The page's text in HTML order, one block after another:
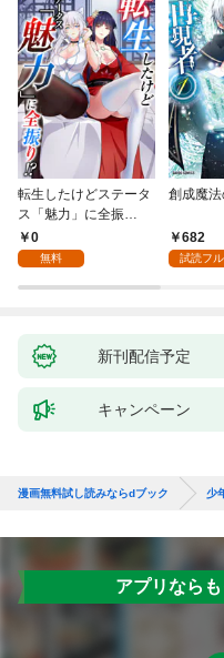
転生したけどステータ
ス「魅力」に全振
り！？(1)
0
無料
創成魔
682
試読フル
新刊配信予定
キャンペーン
漫画無料試し読みならdブック 少
アプリなら